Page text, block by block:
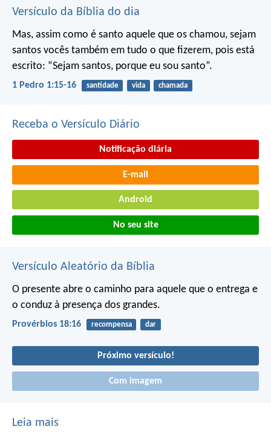
Versículo da Bíblia do dia
Mas, assim como é santo aquele que os chamou, sejam
santos vocês também em tudo o que fizerem, pois está
escrito: “Sejam santos, porque eu sou santo”.
1 Pedro 1:15-16 santidade vida chamada
Receba o Versículo Diário
Notificação diária
E-mail
Android
No seu site
Versículo Aleatório da Bíblia
O presente abre o caminho para aquele que o entrega e
o conduz à presença dos grandes.
Provérbios 18:16 recompensa dar
Próximo versículo!
Com imagem
Leia mais